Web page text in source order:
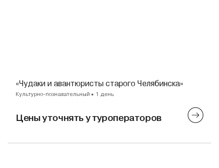
«Чудаки и авантюристы старого Челябинска»
Культурно-познавательный 1 день
Цены уточнять у туроператоров